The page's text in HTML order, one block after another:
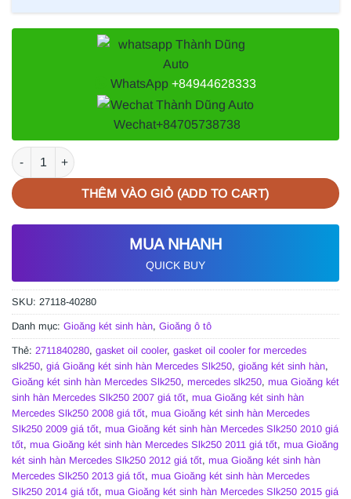
WhatsApp +84944628333
Wechat+84705738738
GIOĂNG KÉT SINH HÀN MERCEDES SLK250 2007-2015 |
THÊM VÀO GIỎ (ADD TO CART)
MUA NHANH
QUICK BUY
SKU: 27118-40280
Danh mục: Gioăng két sinh hàn, Gioăng ô tô
Thẻ: 2711840280, gasket oil cooler, gasket oil cooler for mercedes
slk250, giá Gioăng két sinh hàn Mercedes Slk250, gioăng két sinh hàn,
Gioăng két sinh hàn Mercedes Slk250, mercedes slk250, mua Gioăng két
sinh hàn Mercedes Slk250 2007 giá tốt, mua Gioăng két sinh hàn
Mercedes Slk250 2008 giá tốt, mua Gioăng két sinh hàn Mercedes
Slk250 2009 giá tốt, mua Gioăng két sinh hàn Mercedes Slk250 2010 giá
tốt, mua Gioăng két sinh hàn Mercedes Slk250 2011 giá tốt, mua Gioăng
két sinh hàn Mercedes Slk250 2012 giá tốt, mua Gioăng két sinh hàn
Mercedes Slk250 2013 giá tốt, mua Gioăng két sinh hàn Mercedes
Slk250 2014 giá tốt, mua Gioăng két sinh hàn Mercedes Slk250 2015 giá